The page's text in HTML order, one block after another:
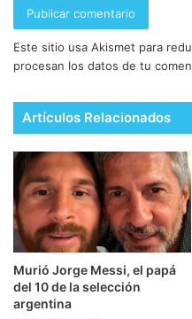
Este sitio usa Akismet para
procesan los datos de tu
Artículos Relacionados
Murió Jorge Messi, el papá
del 10 de la selección
argentina